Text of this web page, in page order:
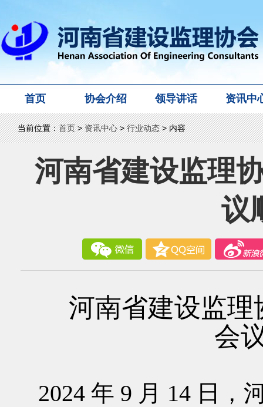
首页 协会介绍 领导讲话 资讯中
当前位置：首页>资讯中心>行业动态> 内容
河南省建设监理
议
河南省建设监
会
2024 年 9 月 14 日，